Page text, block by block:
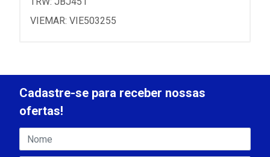
VIEMAR: VIE503255
Cadastre-se para receber nossas
ofertas!